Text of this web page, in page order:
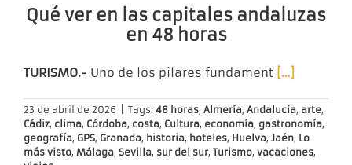
Qué ver en las capitales andaluzas
en 48 horas
TURISMO.- Uno de los pilares fundament […]
23 de abril de 2026 Tags: 48 horas, Almería, Andalucía, arte,
Cádiz, clima, Córdoba, costa, Cultura, economía, gastronomía,
geografía, GPS, Granada, historia, hoteles, Huelva, Jaén, Lo
más visto, Málaga, Sevilla, sur del sur, Turismo, vacaciones,